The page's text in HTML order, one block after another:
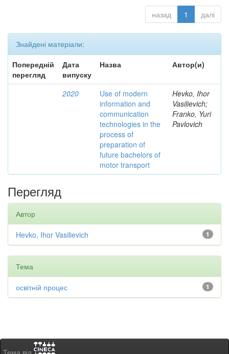
назад 1 далі
Знайдені матеріали:
Попередній
перегляд
Дата
випуску
Назва Автор(и)
2020
Use of modern
information and
communication
technologies in the
process of
preparation of
future bachelors of
motor transport
Hevko, Ihor
Vasilievich;
Franko, Yuri
Pavlovich
Перегляд
Автор
1
Hevko, Ihor Vasilievich
Тема
1
освітній процес